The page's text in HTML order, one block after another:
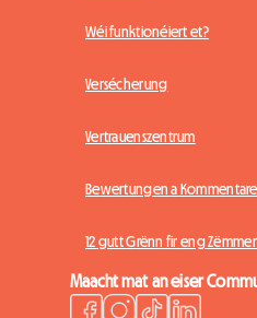
Wéi funktionéiert et?
Versécherung
Vertrauenszentrum
Bewertungen a
12 gutt Grënn fir eng
Maacht mat an eiser